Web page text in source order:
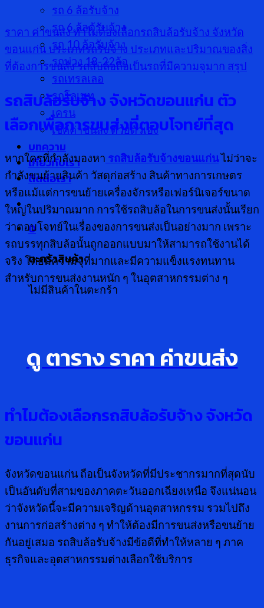
รถ 6 ล้อรับจ้าง
รถ 6 ล้อตู้รับจ้าง
รถ 10 ล้อรับจ้าง
รถพ่วง 18-22ล้อ
รถเทรลเลอ
รถโลเบท
เครน
เช็คค่าขนส่ง ด้วยตัวเอง
บทความ
เกี่ยวกับเรา
ติดต่อเรา
0
ตะกร้าสินค้า
ไม่มีสินค้าในตะกร้า
ราคา ค่าขนส่งทำไมต้องเลือกรถสิบล้อรับจ้าง จังหวัด
ขอนแก่น ประเภทรถรับจ้าง ประเภทและปริมาณของสิ่ง
ที่ต้องการขนส่งรถสิบล้อถือเป็นรถที่มีความจุมาก สรุป
รถสิบล้อรับจ้าง จังหวัดขอนแก่น ตัว
เลือกเพื่อการขนส่งที่ตอบโจทย์ที่สุด
หากใครที่กำลังมองหา รถสิบล้อรับจ้างขอนแก่นไม่ว่าจะ
กำลังขนย้ายสินค้า วัสดุก่อสร้าง สินค้าทางการเกษตร
หรือแม้แต่การขนย้ายเครื่องจักรหรือเฟอร์นิเจอร์ขนาด
ใหญ่ในปริมาณมาก การใช้รถสิบล้อในการขนส่งนั้นเรียก
ว่าตอบโจทย์ในเรื่องของการขนส่งเป็นอย่างมาก เพราะ
รถบรรทุกสิบล้อนั้นถูกออกแบบมาให้สามารถใช้งานได้
จริง โดยมีความจุที่มากและมีความแข็งแรงทนทาน
สำหรับการขนส่งงานหนัก ๆ ในอุตสาหกรรมต่าง ๆ
ดู ตาราง ราคา ค่าขนส่ง
ทำไมต้องเลือกรถสิบล้อรับจ้าง จังหวัด
ขอนแก่น
จังหวัดขอนแก่น ถือเป็นจังหวัดที่มีประชากรมากที่สุดนับ
เป็นอันดับที่สามของภาคตะวันออกเฉียงเหนือ จึงแน่นอน
ว่าจังหวัดนี้จะมีความเจริญด้านอุตสาหกรรม รวมไปถึง
งานการก่อสร้างต่าง ๆ ทำให้ต้องมีการขนส่งหรือขนย้าย
กันอยู่เสมอ รถสิบล้อรับจ้างมีข้อดีที่ทำให้หลาย ๆ ภาค
ธุรกิจและอุตสาหกรรมต่างเลือกใช้บริการ